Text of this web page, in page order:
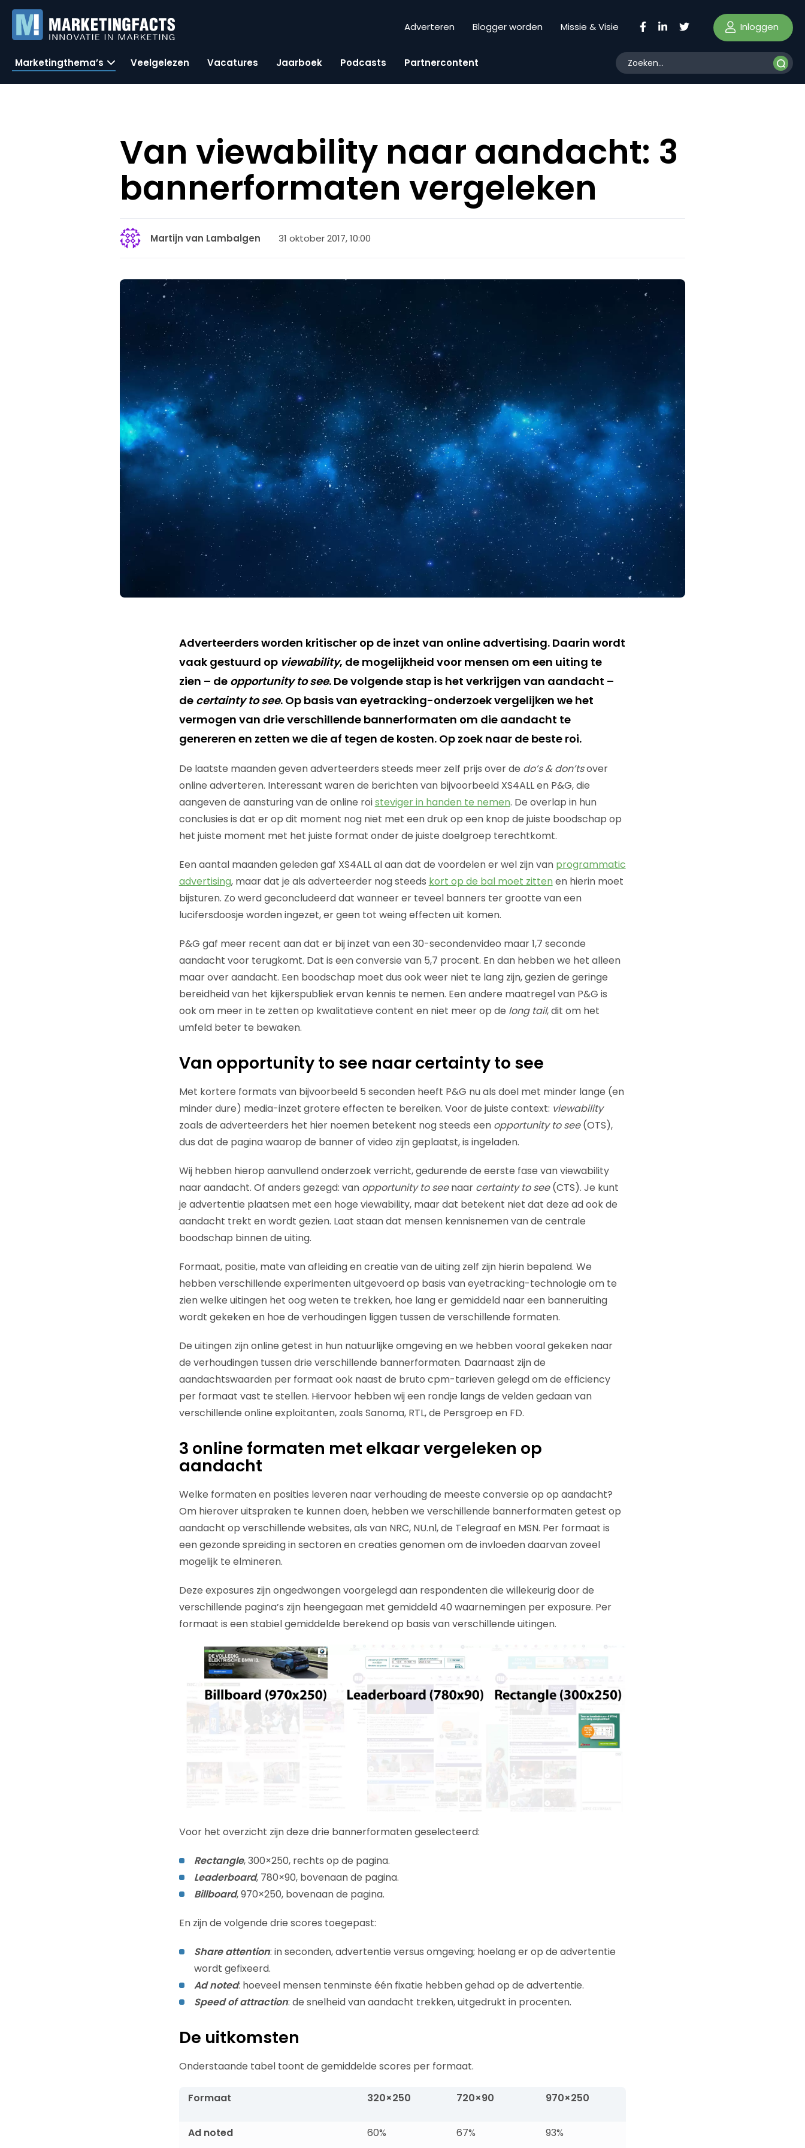
Adverteren Blogger worden Missie & Visie Inloggen
Marketingthema’s Veelgelezen Vacatures Jaarboek Podcasts Partnercontent
Van viewability naar aandacht: 3
bannerformaten vergeleken
Martijn van Lambalgen 31 oktober 2017, 10:00
Adverteerders worden kritischer op de inzet van online advertising. Daarin wordt
vaak gestuurd op viewability, de mogelijkheid voor mensen om een uiting te
zien – de opportunity to see. De volgende stap is het verkrijgen van aandacht –
de certainty to see. Op basis van eyetracking-onderzoek vergelijken we het
vermogen van drie verschillende bannerformaten om die aandacht te
genereren en zetten we die af tegen de kosten. Op zoek naar de beste roi.
De laatste maanden geven adverteerders steeds meer zelf prijs over de do’s & don’tsover
online adverteren. Interessant waren de berichten van bijvoorbeeld XS4ALL en P&G, die
aangeven de aansturing van de online roisteviger in handen te nemen. De overlap in hun
conclusies is dat er op dit moment nog niet met een druk op een knop de juiste boodschap op
het juiste moment met het juiste format onder de juiste doelgroep terechtkomt.
Een aantal maanden geleden gaf XS4ALL al aan dat de voordelen er wel zijn van programmatic
advertising, maar dat je als adverteerder nog steeds kort op de bal moet zitten en hierin moet
bijsturen. Zo werd geconcludeerd dat wanneer er teveel banners ter grootte van een
lucifersdoosje worden ingezet, er geen tot weing effecten uit komen.
P&G gaf meer recent aan dat er bij inzet van een 30-secondenvideo maar 1,7 seconde
aandacht voor terugkomt. Dat is een conversie van 5,7 procent. En dan hebben we het alleen
maar over aandacht. Een boodschap moet dus ook weer niet te lang zijn, gezien de geringe
bereidheid van het kijkerspubliek ervan kennis te nemen. Een andere maatregel van P&G is
ook om meer in te zetten op kwalitatieve content en niet meer op de long tail, dit om het
umfeld beter te bewaken.
Van opportunity to see naar certainty to see
Met kortere formats van bijvoorbeeld 5 seconden heeft P&G nu als doel met minder lange (en
minder dure) media-inzet grotere effecten te bereiken. Voor de juiste context: viewability
zoals de adverteerders het hier noemen betekent nog steeds een opportunity to see(OTS),
dus dat de pagina waarop de banner of video zijn geplaatst, is ingeladen.
Wij hebben hierop aanvullend onderzoek verricht, gedurende de eerste fase van viewability
naar aandacht. Of anders gezegd: van opportunity to seenaar certainty to see(CTS). Je kunt
je advertentie plaatsen met een hoge viewability, maar dat betekent niet dat deze ad ook de
aandacht trekt en wordt gezien. Laat staan dat mensen kennisnemen van de centrale
boodschap binnen de uiting.
Formaat, positie, mate van afleiding en creatie van de uiting zelf zijn hierin bepalend. We
hebben verschillende experimenten uitgevoerd op basis van eyetracking-technologie om te
zien welke uitingen het oog weten te trekken, hoe lang er gemiddeld naar een banneruiting
wordt gekeken en hoe de verhoudingen liggen tussen de verschillende formaten.
De uitingen zijn online getest in hun natuurlijke omgeving en we hebben vooral gekeken naar
de verhoudingen tussen drie verschillende bannerformaten. Daarnaast zijn de
aandachtswaarden per formaat ook naast de bruto cpm-tarieven gelegd om de efficiency
per formaat vast te stellen. Hiervoor hebben wij een rondje langs de velden gedaan van
verschillende online exploitanten, zoals Sanoma, RTL, de Persgroep en FD.
3 online formaten met elkaar vergeleken op
aandacht
Welke formaten en posities leveren naar verhouding de meeste conversie op op aandacht?
Om hierover uitspraken te kunnen doen, hebben we verschillende bannerformaten getest op
aandacht op verschillende websites, als van NRC, NU.nl, de Telegraaf en MSN. Per formaat is
een gezonde spreiding in sectoren en creaties genomen om de invloeden daarvan zoveel
mogelijk te elmineren.
Deze exposures zijn ongedwongen voorgelegd aan respondenten die willekeurig door de
verschillende pagina’s zijn heengegaan met gemiddeld 40 waarnemingen per exposure. Per
formaat is een stabiel gemiddelde berekend op basis van verschillende uitingen.
Voor het overzicht zijn deze drie bannerformaten geselecteerd:
Rectangle, 300×250, rechts op de pagina.
Leaderboard, 780×90, bovenaan de pagina.
Billboard, 970×250, bovenaan de pagina.
En zijn de volgende drie scores toegepast:
Share attention: in seconden, advertentie versus omgeving; hoelang er op de advertentie
wordt gefixeerd.
Ad noted: hoeveel mensen tenminste één fixatie hebben gehad op de advertentie.
Speed of attraction: de snelheid van aandacht trekken, uitgedrukt in procenten.
De uitkomsten
Onderstaande tabel toont de gemiddelde scores per formaat.
Formaat 320×250 720×90 970×250
Ad noted 60% 67% 93%